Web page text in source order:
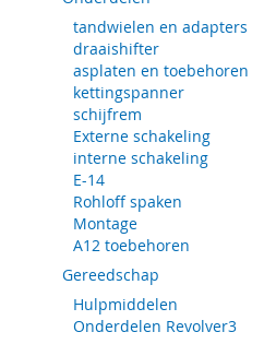
tandwielen en adapters
draaishifter
asplaten en toebehoren
kettingspanner
schijfrem
Externe schakeling
interne schakeling
E-14
Rohloff spaken
Montage
A12 toebehoren
Gereedschap
Hulpmiddelen
Onderdelen Revolver3